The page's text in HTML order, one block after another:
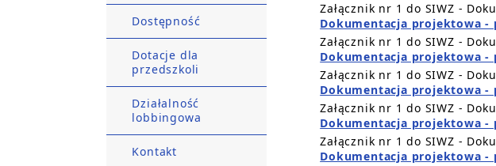
Dostępność
Dotacje dla
przedszkoli
Działalność
lobbingowa
Kontakt
Załącznik nr 1 do SIWZ -
Dokumentacja projektowa
Załącznik nr 1 do SIWZ -
Dokumentacja projektowa
Załącznik nr 1 do SIWZ -
Dokumentacja projektowa -
Załącznik nr 1 do SIWZ -
Dokumentacja projektowa
Załącznik nr 1 do SIWZ -
Dokumentacja projektowa